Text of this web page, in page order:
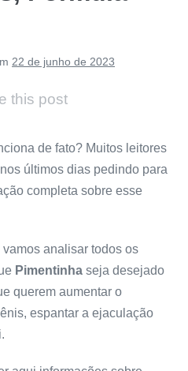
22 de junho de 2023
this post
de fato? Muitos leitores
últimos dias pedindo para
completa sobre esse
analisar todos os
Pimentinha seja desejado
querem aumentar o
espantar a ejaculação